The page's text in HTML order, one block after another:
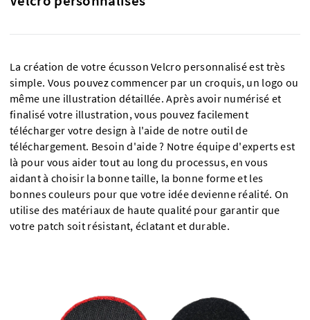
La création de votre écusson Velcro personnalisé est très
simple. Vous pouvez commencer par un croquis, un logo ou
même une illustration détaillée. Après avoir numérisé et
finalisé votre illustration, vous pouvez facilement
télécharger votre design à l'aide de notre outil de
téléchargement. Besoin d'aide ? Notre équipe d'experts est
là pour vous aider tout au long du processus, en vous
aidant à choisir la bonne taille, la bonne forme et les
bonnes couleurs pour que votre idée devienne réalité. On
utilise des matériaux de haute qualité pour garantir que
votre patch soit résistant, éclatant et durable.